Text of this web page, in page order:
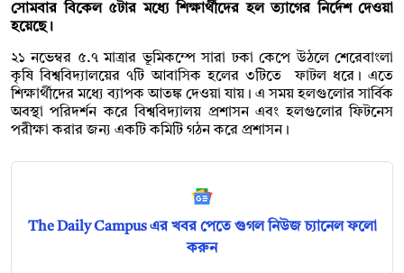
সোমবার বিকেল ৫টার মধ্যে শিক্ষার্থীদের হল ত্যাগের নির্দেশ দেওয়া
হয়েছে।
২১ নভেম্বর ৫.৭ মাত্রার ভূমিকম্পে সারা ঢকা কেপে উঠলে শেরেবাংলা
কৃষি বিশ্ববিদ্যালয়ের ৭টি আবাসিক হলের ৩টিতে ফাটল ধরে। এতে
শিক্ষার্থীদের মধ্যে ব্যাপক আতঙ্ক দেওয়া যায়। এ সময় হলগুলোর সার্বিক
অবস্থা পরিদর্শন করে বিশ্ববিদ্যালয় প্রশাসন এবং হলগুলোর ফিটনেস
পরীক্ষা করার জন্য একটি কমিটি গঠন করে প্রশাসন।
The Daily Campus এর খবর পেতে গুগল নিউজ চ্যানেল ফলো
করুন